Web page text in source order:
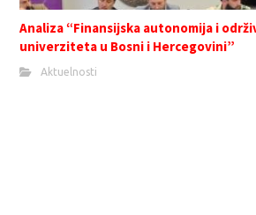
Analiza “Finansijska autonomija i
univerziteta u Bosni i Hercegovini”
Aktuelnosti